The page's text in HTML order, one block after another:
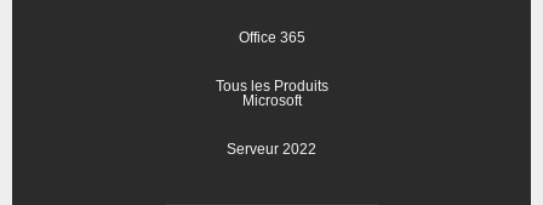
Office 365
Tous les Produits
Microsoft
Serveur 2022